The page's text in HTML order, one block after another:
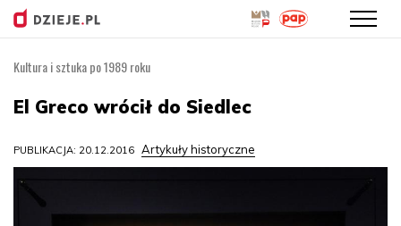
treści
Kultura i sztuka po 1989 roku
El Greco wrócił do Siedlec
PUBLIKACJA: 20.12.2016 Artykuły historyczne